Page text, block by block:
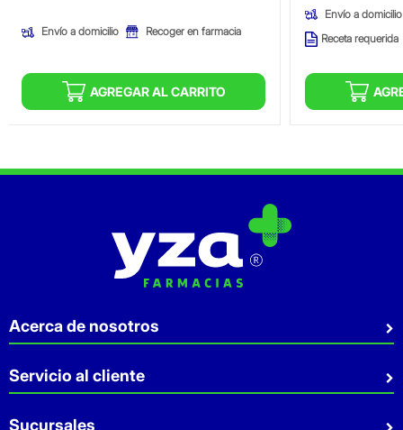
Envío a domicilio Recoger en farmacia
AGREGAR AL CARRITO
Envío a domicilio
Receta requerida
Acerca de nosotros
Quiénes somos
Sostenibilidad
Servicio al cliente
Preguntas Frecuentes
Sucursales